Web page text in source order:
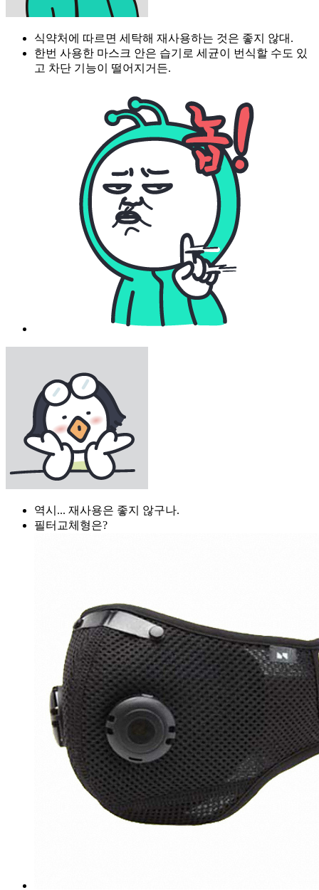
식약처에 따르면 세탁해 재사용하는 것은 좋지 않대.
한번 사용한 마스크 안은 습기로 세균이 번식할 수도 있
고 차단 기능이 떨어지거든.
역시... 재사용은 좋지 않구나.
필터교체형은?